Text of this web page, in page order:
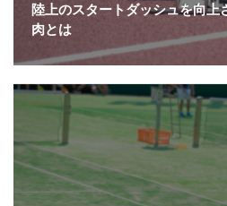
陸上のスタートダッシュを向上
肉とは